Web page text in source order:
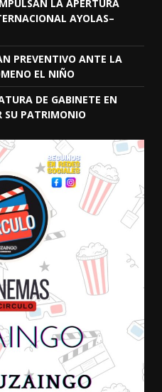
LA APERTURA
AYOLAS–
PREVENTIVO ANTE LA
EL NIÑO
DE GABINETE EN
SU PATRIMONIO